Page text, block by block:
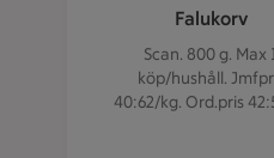
Falukorv
Scan. 800 g. Max
köp/hushåll.
40:62/kg. Ord.pris